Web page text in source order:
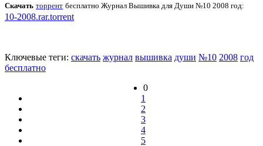
Скачать торрент бесплатно Журнал Вышивка для Души №10 2008 год:
10-2008.rar.torrent
Ключевые теги: скачать журнал вышивка души №10 2008 год
бесплатно
0
1
2
3
4
5